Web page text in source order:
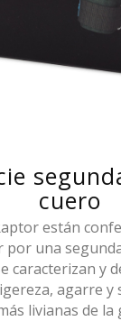
cuero
están
por una
caracterizan y
agarre y
livianas de la